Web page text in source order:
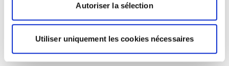
Autoriser la sélection
Utiliser uniquement les cookies nécessaires